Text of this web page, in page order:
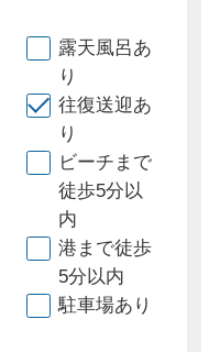
露天風呂あ
り
往復送迎あ
り
ビーチまで
徒歩5分以
内
港まで徒歩
5分以内
駐車場あり